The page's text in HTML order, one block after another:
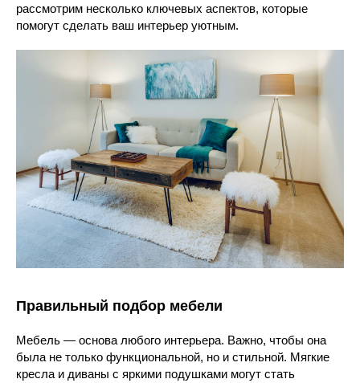
рассмотрим несколько ключевых аспектов, которые
помогут сделать ваш интерьер уютным.
Правильный подбор мебели
Мебель — основа любого интерьера. Важно, чтобы она
была не только функциональной, но и стильной. Мягкие
кресла и диваны с яркими подушками могут стать